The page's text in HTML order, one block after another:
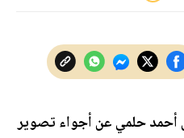
أحمد حلمي عن أجواء تصوير